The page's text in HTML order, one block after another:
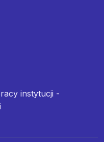
instytucji -